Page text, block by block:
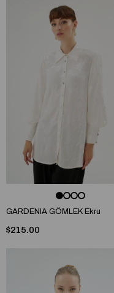
GARDENIA GÖMLEK Ekru
$215.00